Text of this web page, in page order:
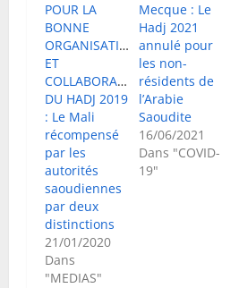
POUR LA
BONNE
ORGANISATION
ET
COLLABORATION
DU HADJ 2019
: Le Mali
récompensé
par les
autorités
saoudiennes
par deux
distinctions
21/01/2020
Dans
"MEDIAS"
Mecque : Le
Hadj 2021
annulé pour
les non-
résidents de
l’Arabie
Saoudite
16/06/2021
Dans "COVID-
19"